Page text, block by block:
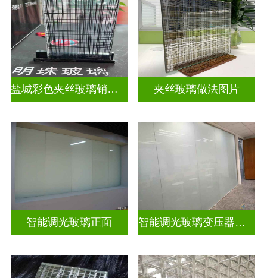
盐城彩色夹丝玻璃销售店 夹丝玻璃做法图片
智能调光玻璃正面 智能调光玻璃变压器的型号怎么看